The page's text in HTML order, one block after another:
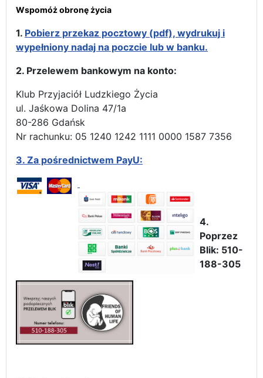
Wspomóż obronę życia
1. Pobierz przekaz pocztowy (pdf), wydrukuj i
wypełniony nadaj na poczcie lub w banku.
2. Przelewem bankowym na konto:
Klub Przyjaciół Ludzkiego Życia
ul. Jaśkowa Dolina 47/1a
80-286 Gdańsk
Nr rachunku: 05 1240 1242 1111 0000 1587 7356
3. Za pośrednictwem PayU:
4.
Poprzez
Blik: 510-
188-305